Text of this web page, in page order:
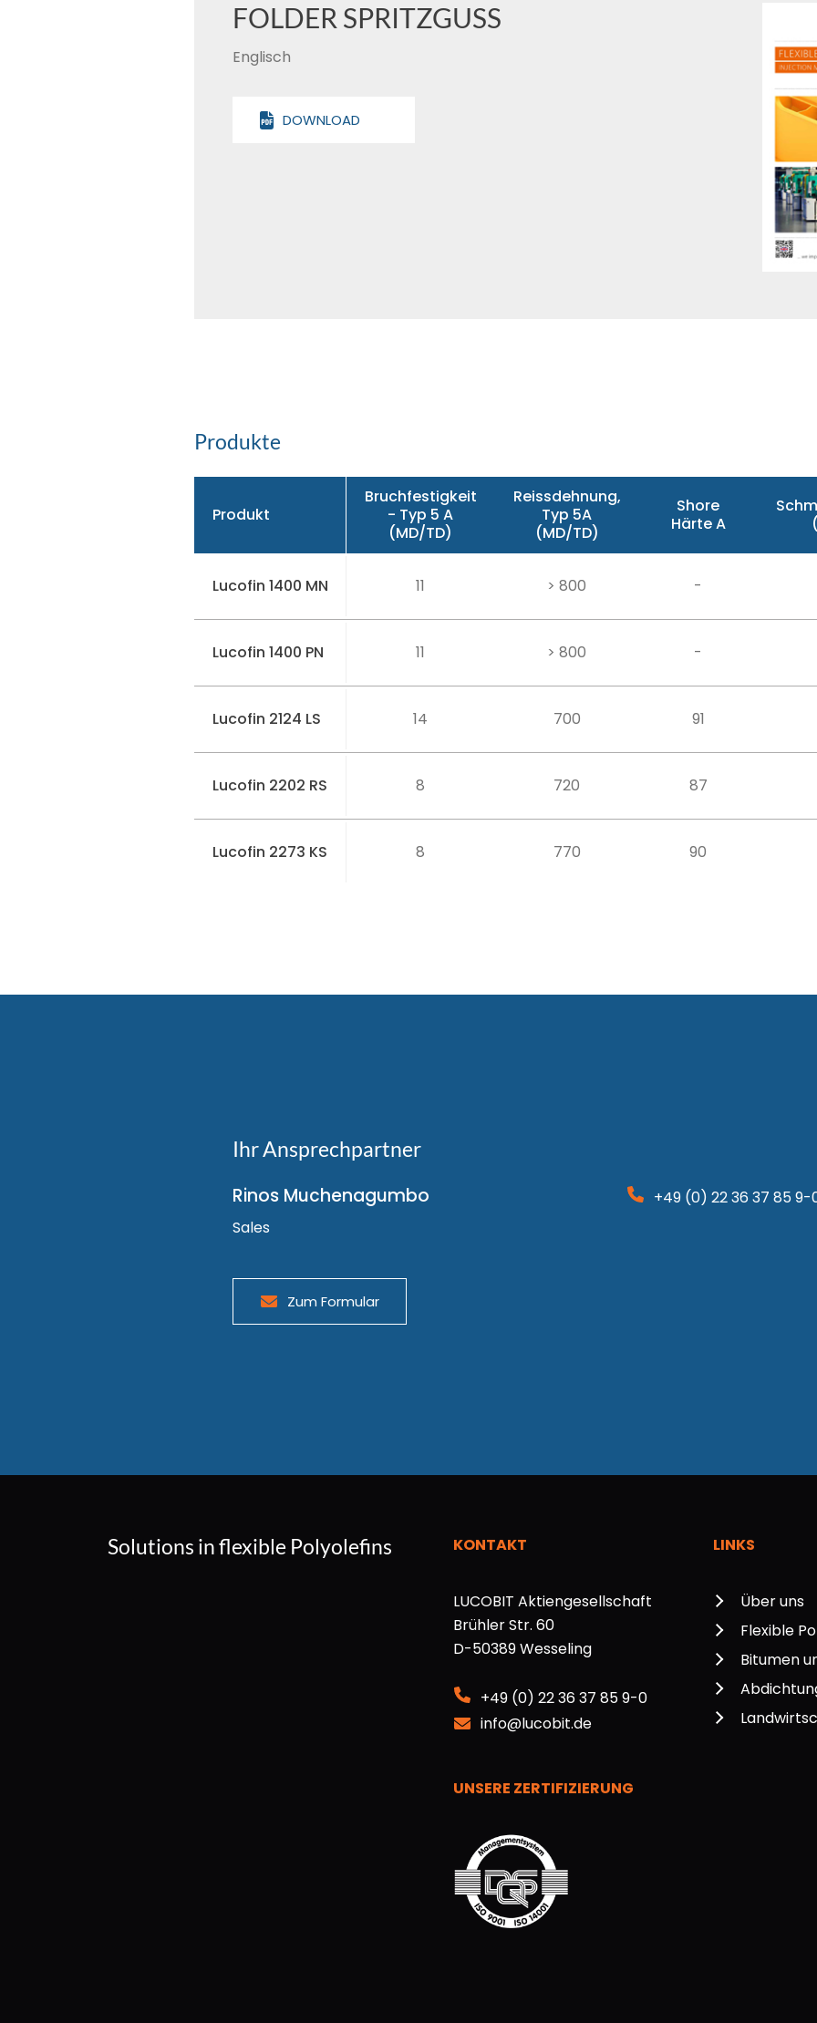
FOLDER SPRITZGUSS
Englisch
DOWNLOAD
Produkte
Produkt
Bruchfestigkeit
- Typ 5 A
(MD/TD)
Reissdehnung,
Typ 5A
(MD/TD)
Shore
Härte A
Lucofin 1400 MN 11 > 800 -
Lucofin 1400 PN 11 > 800 -
Lucofin 2124 LS 14 700 91
Lucofin 2202 RS 8 720 87
Lucofin 2273 KS 8 770 90
Ihr Ansprechpartner
Rinos Muchenagumbo
Sales
+49 (0) 22 36 37 85 9-
Zum Formular
Solutions in flexible Polyolefins KONTAKT
LUCOBIT Aktiengesellschaft
Brühler Str. 60
D-50389 Wesseling
+49 (0) 22 36 37 85 9-0
info@lucobit.de
LINKS
Über uns
Flexible
Bitumen
UNSERE ZERTIFIZIERUNG